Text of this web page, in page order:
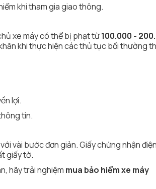
khi tham gia giao thông.
xe máy có thể bị phạt từ100.000 -
khi thực hiện các thủ tục bồi thường
lợi.
tin.
vài bước đơn giản. Giấy chứng nhận
giấy tờ.
hãy trải nghiệm mua bảo hiểm xe máy